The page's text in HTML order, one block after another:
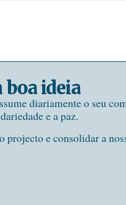
ideia
diariamente o seu
e a paz.
projecto e consolidar a